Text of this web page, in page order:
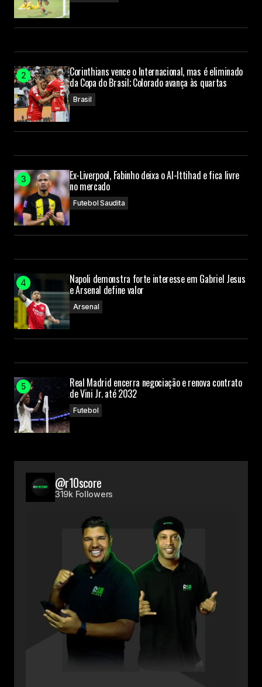
Corinthians vence o Internacional, mas é eliminado
da Copa do Brasil; Colorado avança às quartas
Brasil
Ex-Liverpool, Fabinho deixa o Al-Ittihad e fica livre
no mercado
Futebol Saudita
Napoli demonstra forte interesse em Gabriel Jesus
e Arsenal define valor
Arsenal
Real Madrid encerra negociação e renova contrato
de Vini Jr. até 2032
Futebol
@r10score
319k Followers